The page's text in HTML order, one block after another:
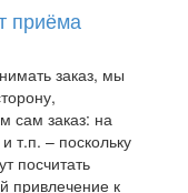
приёма
заказ, мы
сам заказ: на
т.п. – поскольку
посчитать
привлечение к